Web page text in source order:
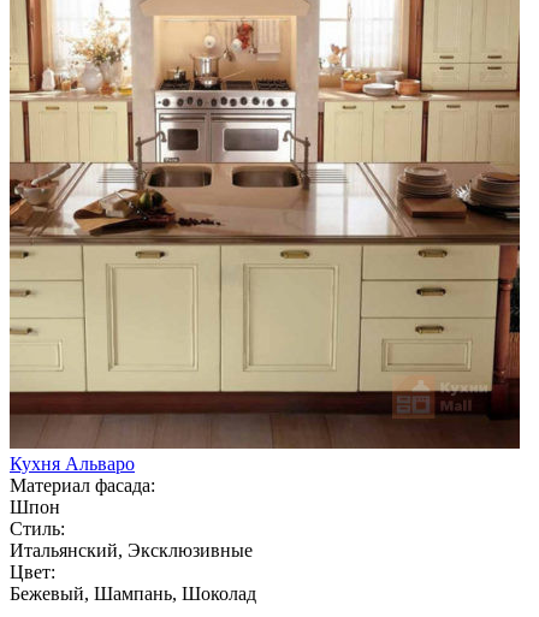
Кухня Альваро
Материал фасада:
Шпон
Стиль:
Итальянский, Эксклюзивные
Цвет:
Бежевый, Шампань, Шоколад